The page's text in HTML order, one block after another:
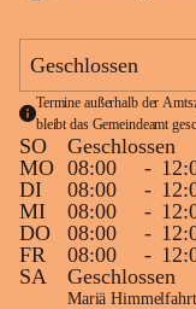
1 Seite•0,1 MB
Geschlossen
Termine außerhalb der
bleibt das Gemeindeamt
SO
Geschlossen
MO 08:00 -
DI
08:00 -
MI
08:00 -
DO
08:00 -
FR
08:00 -
SA
Geschlossen
Mariä